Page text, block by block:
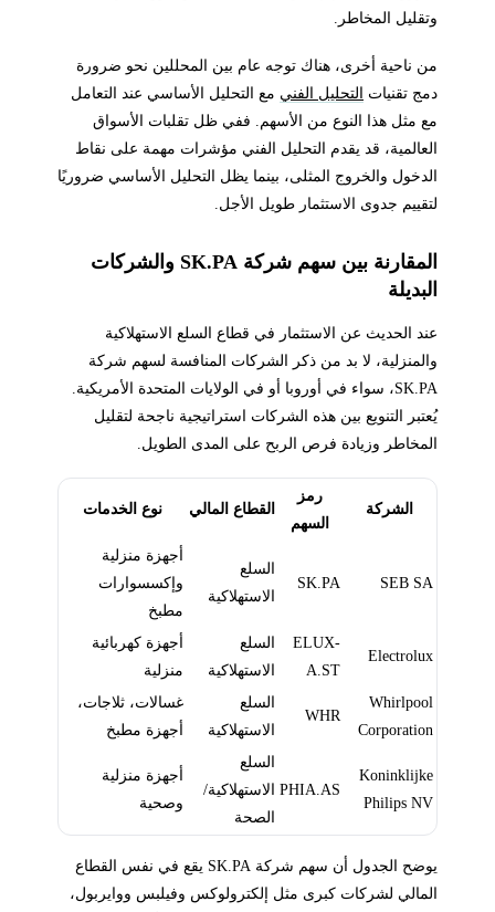
وتقليل المخاطر.
من ناحية أخرى، هناك توجه عام بين المحللين نحو ضرورة
دمج تقنيات التحليل الفني مع التحليل الأساسي عند التعامل
مع مثل هذا النوع من الأسهم. ففي ظل تقلبات الأسواق
العالمية، قد يقدم التحليل الفني مؤشرات مهمة على نقاط
الدخول والخروج المثلى، بينما يظل التحليل الأساسي ضروريًا
لتقييم جدوى الاستثمار طويل الأجل.
المقارنة بين سهم شركة SK.PA والشركات
البديلة
عند الحديث عن الاستثمار في قطاع السلع الاستهلاكية
والمنزلية، لا بد من ذكر الشركات المنافسة لسهم شركة
SK.PA، سواء في أوروبا أو في الولايات المتحدة الأمريكية.
يُعتبر التنويع بين هذه الشركات استراتيجية ناجحة لتقليل
المخاطر وزيادة فرص الربح على المدى الطويل.
الشركة
رمز
السهم
القطاع المالي نوع الخدمات
SEB SA
SK.PA
السلع
الاستهلاكية
أجهزة منزلية
وإكسسوارات
مطبخ
Electrolux
ELUX-
A.ST
السلع
الاستهلاكية
أجهزة كهربائية
منزلية
Whirlpool
Corporation
WHR
السلع
الاستهلاكية
غسالات، ثلاجات،
أجهزة مطبخ
Koninklijke
Philips NV
PHIA.AS
السلع
الاستهلاكية/
الصحة
أجهزة منزلية
وصحية
يوضح الجدول أن سهم شركة SK.PA يقع في نفس القطاع
المالي لشركات كبرى مثل إلكترولوكس وفيلبس ووايربول،